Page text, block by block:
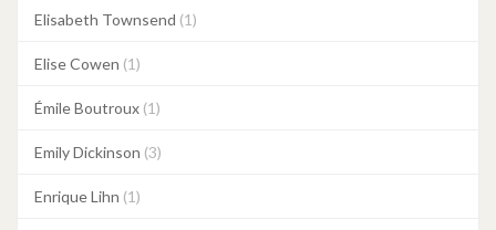
Elisabeth Townsend (1)
Elise Cowen (1)
Émile Boutroux (1)
Emily Dickinson (3)
Enrique Lihn (1)